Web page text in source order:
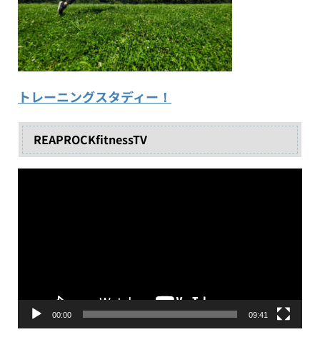
トレーニングスタディー！
REAPROCKfitnessTV
00:00 09:41